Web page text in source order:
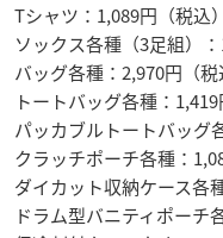
Tシャツ：1,089円（税込
ソックス各種（3足組）：
バッグ各種：2,970円（税
トートバッグ各種：1,419
パッカブルトートバッグ
クラッチポーチ各種：
ダイカット収納ケース各
ドラム型バニティポーチ